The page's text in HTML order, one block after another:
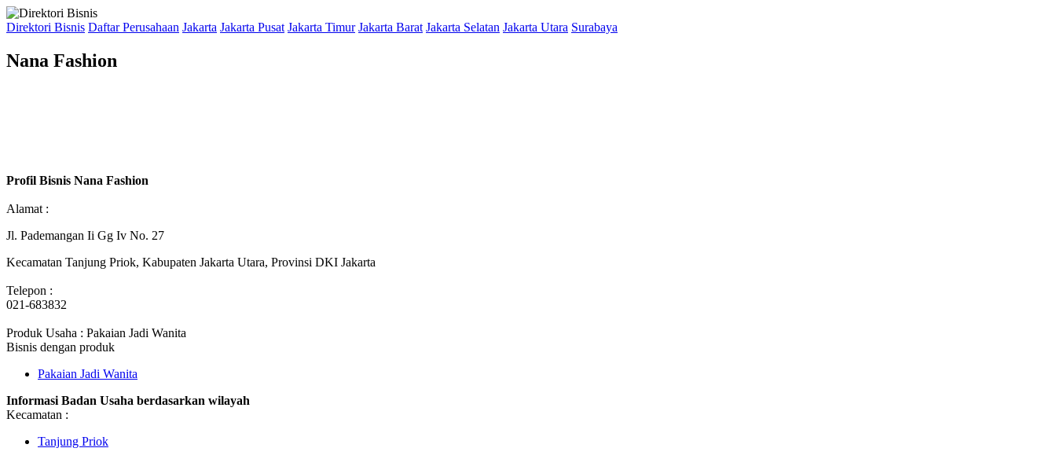
Direktori Bisnis Daftar Perusahaan Jakarta Jakarta Pusat Jakarta Timur Jakarta Barat Jakarta Selatan Jakarta Utara Surabaya
Nana Fashion
Profil Bisnis Nana Fashion
Alamat :
Jl. Pademangan Ii Gg Iv No. 27
Kecamatan Tanjung Priok, Kabupaten Jakarta Utara, Provinsi DKI Jakarta
Telepon :
021-683832
Produk Usaha : Pakaian Jadi Wanita
Bisnis dengan produk
Pakaian Jadi Wanita
Informasi Badan Usaha berdasarkan wilayah
Kecamatan :
Tanjung Priok